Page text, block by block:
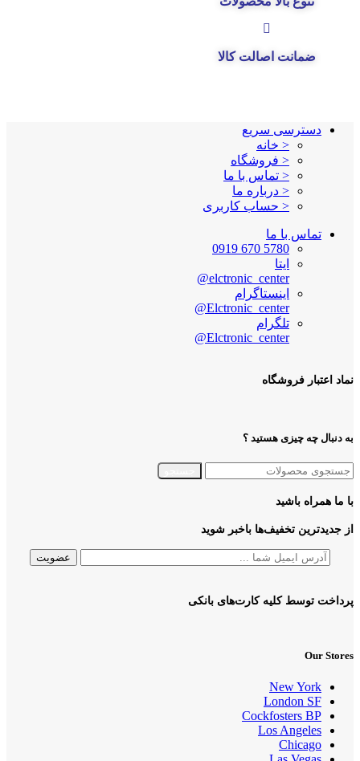
ضمانت اصالت کالا
دسترسی سریع
< خانه
< فروشگاه
< تماس با ما
< درباره ما
< حساب کاربری
تماس با ما
5780 670 0919
ایتا
elctronic_center@
اینستاگرام
Elctronic_center@
تلگرام
Elctronic_center@
نماد اعتبار فروشگاه
به دنبال چه چیزی هستید ؟
با ما همراه باشید
از جدیدترین تخفیف‌ها باخبر شوید
پرداخت توسط کلیه کارت‌های بانکی
Our Stores
New York
London SF
Cockfosters BP
Los Angeles
Chicago